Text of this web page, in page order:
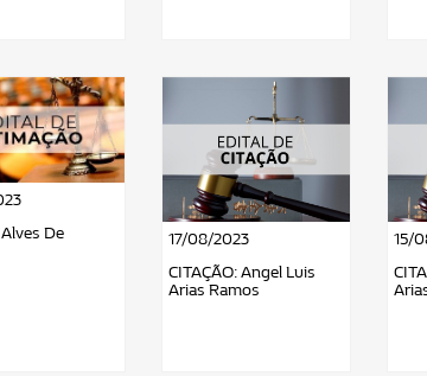
De
17/08/2023
CITAÇÃO: Angel Luis
Arias Ramos
15/